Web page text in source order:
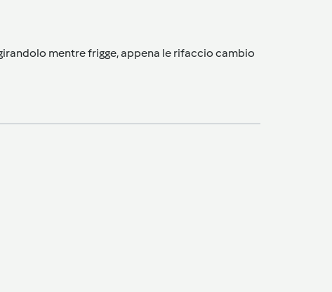
mentre frigge, appena le rifaccio cambio